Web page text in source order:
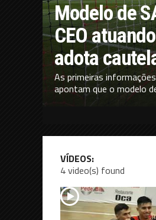
Modelo de
CEO
adota
As primeiras
apontam que o modelo
VÍDEOS:
4 video(s) found